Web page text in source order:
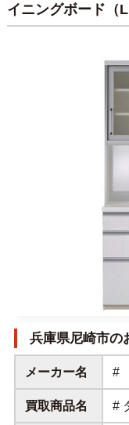
イニングボード（
兵庫県尼崎市の
メーカー名 #
買取商品名 #